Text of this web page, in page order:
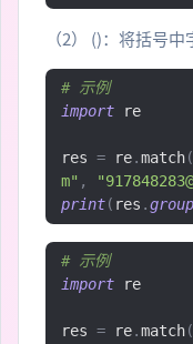
（2） ()：将括号
# 示例
import re
res = re.match(
m" ,
print( res .group
# 示例
import re
res = re.match(